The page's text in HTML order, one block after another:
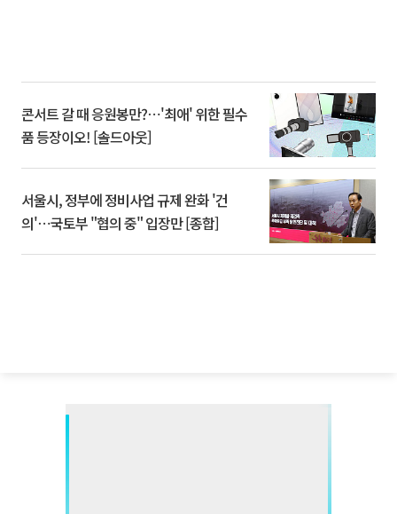
콘서트 갈 때 응원봉만?⋯'최애' 위한 필수
품 등장이오! [솔드아웃]
서울시, 정부에 정비사업 규제 완화 '건
의'⋯국토부 "협의 중" 입장만 [종합]